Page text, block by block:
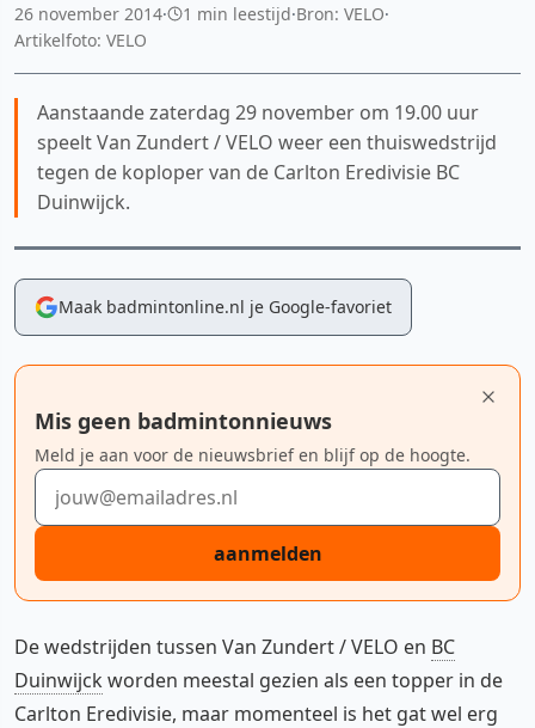
26 november 2014· 1 min leestijd·Bron: VELO·
Artikelfoto: VELO
Aanstaande zaterdag 29 november om 19.00 uur
speelt Van Zundert / VELO weer een thuiswedstrijd
tegen de koploper van de Carlton Eredivisie BC
Duinwijck.
Maak badmintonline.nl je Google-favoriet
Mis geen badmintonnieuws
Meld je aan voor de nieuwsbrief en blijf op de hoogte.
E-mailadres
aanmelden
De wedstrijden tussen Van Zundert / VELO en BC
Duinwijckworden meestal gezien als een topper in de
Carlton Eredivisie, maar momenteel is het gat wel erg